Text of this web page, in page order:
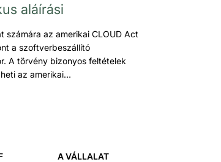
aláírási
számára az amerikai CLOUD Act
a szoftverbeszállító
A törvény bizonyos feltételek
az amerikai…
A VÁLLALAT